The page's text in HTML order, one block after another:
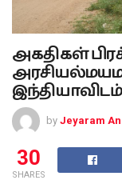
அகதிகள்
by Jeyaram
30
SHARES